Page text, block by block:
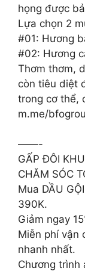
họng được
Lựa chọn 2
#01: Hương
#02: Hương
Thơm thơm,
còn tiêu diệt
trong cơ thể,
m.me/
——-
GẤP ĐÔI
CHĂM SÓC
Mua DẦU
390K.
Giảm ngay
Miễn phí vận
nhanh nhất.
Chương trình